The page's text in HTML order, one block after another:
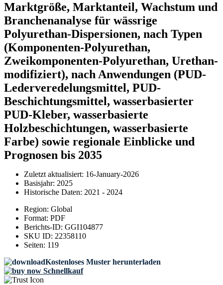
Marktgröße, Marktanteil, Wachstum und
Branchenanalyse für wässrige
Polyurethan-Dispersionen, nach Typen
(Komponenten-Polyurethan,
Zweikomponenten-Polyurethan, Urethan-
modifiziert), nach Anwendungen (PUD-
Lederveredelungsmittel, PUD-
Beschichtungsmittel, wasserbasierter
PUD-Kleber, wasserbasierte
Holzbeschichtungen, wasserbasierte
Farbe) sowie regionale Einblicke und
Prognosen bis 2035
Zuletzt aktualisiert: 16-January-2026
Basisjahr: 2025
Historische Daten: 2021 - 2024
Region: Global
Format: PDF
Berichts-ID: GGI104877
SKU ID: 22358110
Seiten: 119
Kostenloses Muster herunterladen
Schnellkauf